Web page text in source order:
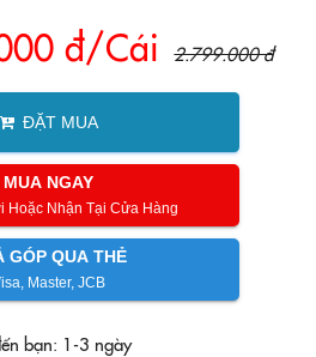
đ/Cái 2.799.000 đ
ĐẶT MUA
MUA NGAY
Hoặc Nhận Tại Cửa Hàng
GÓP QUA THẺ
Master, JCB
bạn: 1-3 ngày